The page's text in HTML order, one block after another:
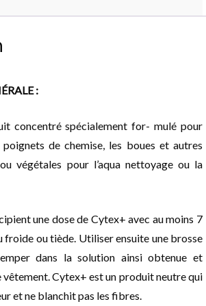
:
concentré spécialement for- mulé pour
de chemise, les boues et autres
végétales pour l’aqua nettoyage ou la
une dose de Cytex+ avec au moins 7
froide ou tiède. Utiliser ensuite une brosse
dans la solution ainsi obtenue et
Cytex+ est un produit neutre qui
et ne blanchit pas les fibres.